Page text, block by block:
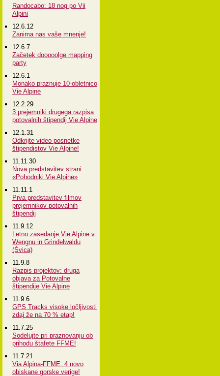
Randocabo: 18 nog po Vii
Alpini
12.6.12
Zanima nas vaše mnenje!
12.6.7
Začetek dooooolge mapping
party
12.6.1
Monako praznuje 10-obletnico
Vie Alpine
12.2.29
3 prejemniki drugega razpisa
potovalnih štipendij Vie Alpine
12.1.31
Odkrijte video posnetke
štipendistov Vie Alpine!
11.11.30
Nova predstavitev strani
«Pohodniki Vie Alpine»
11.11.1
Prva predstavitev filmov
prejemnikov potovalnih
štipendij
11.9.12
Letno zasedanje Vie Alpine v
Wengnu in Grindelwaldu
(Švica)
11.9.8
Razpis projektov: druga
objava za Potovalne
štipendije Vie Alpine
11.9.6
GPS Tracks visoke ločljivosti
zdaj že na 70 % etap!
11.7.25
Sodelujte pri praznovanju ob
prihodu štafete FFME!
11.7.21
Via Alpina-FFME: 4 novo
obiskane gorske verige!